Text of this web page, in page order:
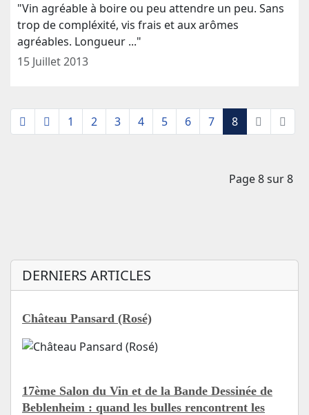
"Vin agréable à boire ou peu attendre un peu. Sans
trop de compléxité, vis frais et aux arômes
agréables. Longueur ..."
15 Juillet 2013
Page 8 sur 8
1 2 3 4 5 6 7 8
DERNIERS ARTICLES
Château Pansard (Rosé)
17ème Salon du Vin et de la Bande Dessinée de
Beblenheim : quand les bulles rencontrent les